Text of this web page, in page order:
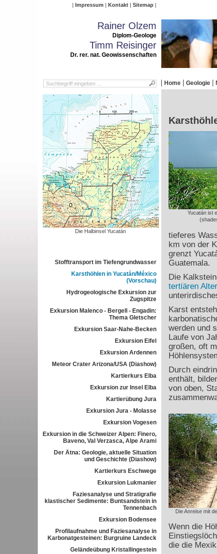
Impressum Kontakt Sitemap
Rainer Olzem
Diplom-Geologe
Timm Reisinger
Dr. rer. nat. Geowissenschaften
Home Geologie
Die Halbinsel Yucatán
Stofftransport im Tiefengrundwasser
Karsthöhlen in Yucatán/México
(Vorschau)
Hydrogeologische Exkursion zur
Zugspitze
Exkursion Malenco - Bergell - Engadin:
Thema Gletscher
Exkursion Saar-Nahe-Becken
Exkursion Eifel
Exkursion Ardennen
Meteor Crater Arizona/USA (Diashow)
Kartierkurs Elba
Exkursion zur Insel Elba
Kartierübung Jura
Exkursion Jura - Molasse
Exkursion Vogesen
Exkursion in die Schweizer Alpen: Finero,
Baveno, Val Verzasca, Alpe Arami
Der Ätna: Geologie, aktuelle Situation
und Geschichte (Diashow)
Kartierkurs Eschwege
Exkursion Lukmanier
Faziesanalyse und Stratigrafie
klastischer Sedimente: Buntsandstein in
Tennenbach
Exkursion Bodensee
Profilaufnahme und Faziesanalyse in
Karbonatgesteinen: Burgruine Landeck
Geländeübung Kristallingestein
Yucatán ist
tieferes
km von der
grenzt
Guatemala.
Die
tertiären
Karst
werden und
Laufe von
großen, oft
Durch
enthält,
von oben,
Die Anreise mit
Wenn die
die die